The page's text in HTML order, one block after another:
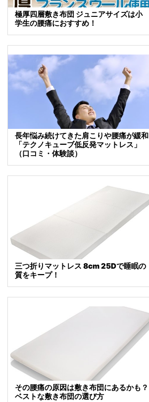
極厚四層敷き布団 ジュニアサイズは小
学生の腰痛におすすめ！
長年悩み続けてきた肩こりや腰痛が緩和
「テクノキューブ低反発マットレス」
（口コミ・体験談）
三つ折りマットレス 8cm 25Dで睡眠の
質をキープ！
その腰痛の原因は敷き布団にあるかも？
ベストな敷き布団の選び方